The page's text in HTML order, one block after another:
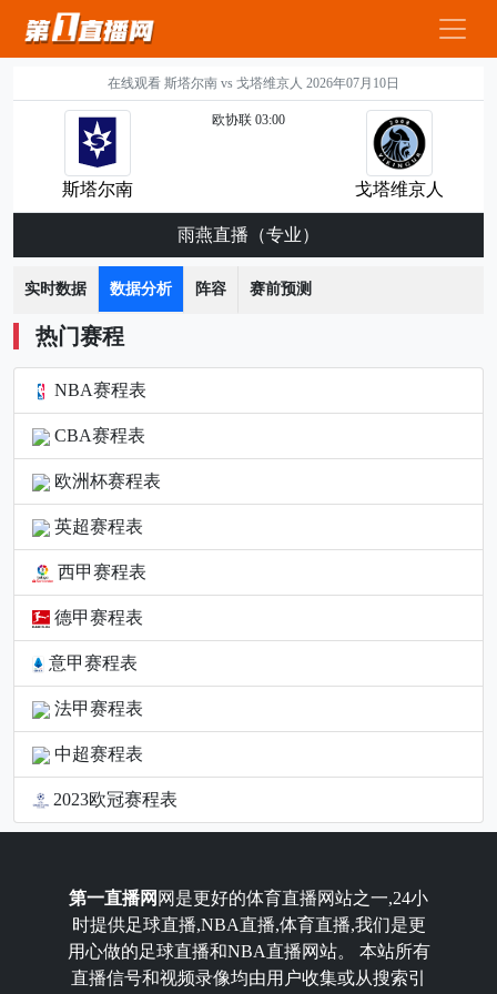
在线观看 斯塔尔南 vs 戈塔维京人 2026年07月10日
斯塔尔南
欧协联 03:00
戈塔维京人
雨燕直播（专业）
实时数据 数据分析 阵容 赛前预测
热门赛程
NBA赛程表
CBA赛程表
欧洲杯赛程表
英超赛程表
西甲赛程表
德甲赛程表
意甲赛程表
法甲赛程表
中超赛程表
2023欧冠赛程表
第一直播网 网是更好的体育直播网站之一,24小
时提供足球直播,NBA直播,体育直播,我们是更
用心做的足球直播和NBA直播网站。 本站所有
直播信号和视频录像均由用户收集或从搜索引